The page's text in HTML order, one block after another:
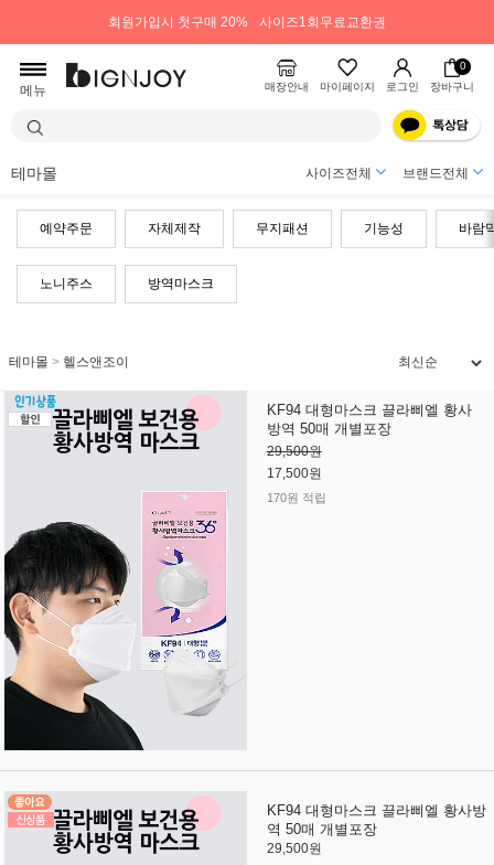
회원가입시 첫구매 20% 사이즈1회무료교환권
메뉴 매장안내 마이페이지 로그인
0
장바구니
테마몰 사이즈전체 브랜드전체
예약주문 자체제작 무지패션 기능성 바람
노니주스 방역마스크
테마몰 > 헬스앤조이
KF94 대형마스크 끌라삐엘 황사
방역 50매 개별포장
29,500원
17,500원
170원 적립
KF94 대형마스크 끌라삐엘 황사방
역 50매 개별포장
29,500원